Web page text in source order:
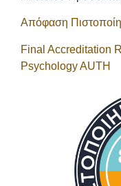
Απόφαση
Final Accreditation
Psychology AUTH